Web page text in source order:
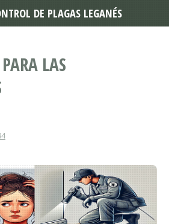
LAS
DE PLAGAS LEGANÉS